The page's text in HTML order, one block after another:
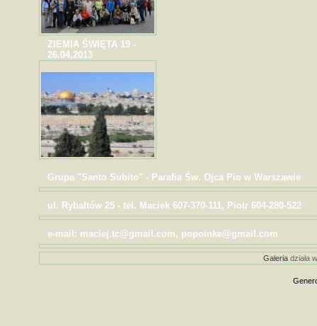
ZIEMIA ŚWIĘTA 19 -
26.04.2013
Grupa "Santo Subito" - Parafia Św. Ojca Pio w Warszawie
ul. Rybałtów 25 - tel. Maciek 607-370-111, Piotr 604-280-522
e-mail: maciej.tc@gmail.com, popoinke@gmail.com
Galeriadziała